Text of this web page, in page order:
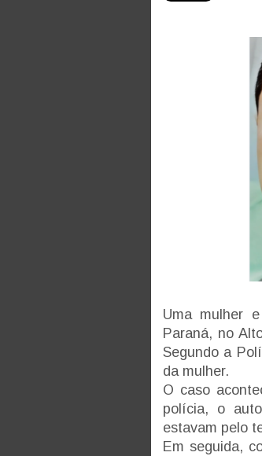
Uma mulher
Paraná, no
Segundo a
da mulher.
O caso
polícia, o
estavam pelo
Em seguida,